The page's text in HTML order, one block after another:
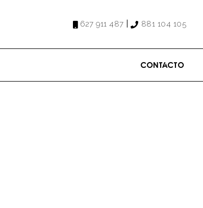
627 911 487 881 104 105
Contacto